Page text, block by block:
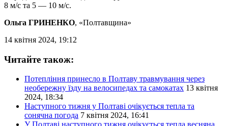
8 м/с та 5 — 10 м/с.
Ольга ГРИНЕНКО, «Полтавщина»
14 квітня 2024, 19:12
Читайте також:
Потепління принесло в Полтаву травмування через
необережну їзду на велосипедах та самокатах 13 квітня
2024, 18:34
Наступного тижня у Полтаві очікується тепла та
сонячна погода 7 квітня 2024, 16:41